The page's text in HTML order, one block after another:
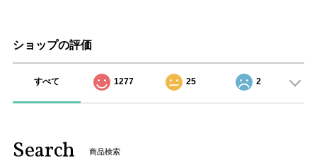
ショップの評価
すべて 1277 25 2
Search 商品検索